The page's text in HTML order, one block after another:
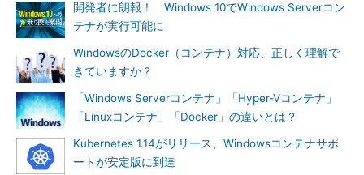
らインストーラー（AzurePortalInstaller.exe）をダウンロードで
きます。どちらからダウンロードした場合でも同じバージョン
（2019年5月末時点でv3.0.10）がインストールされます。プレビ
ュー版であることは、ダウンロードページに表示される
Microsoft Software License Terms（ライセンス条項）に記載さ
れています。
https://portal.azure.com/app/Download
開発者に朗報！ Windows 10でWindows Serverコン
テナが実行可能に
WindowsのDocker（コンテナ）対応、正しく理解で
きていますか？
「Windows Serverコンテナ」「Hyper-Vコンテナ」
「Linuxコンテナ」「Docker」の違いとは？
Kubernetes 1.14がリリース、Windowsコンテナサポ
ートが安定版に到達